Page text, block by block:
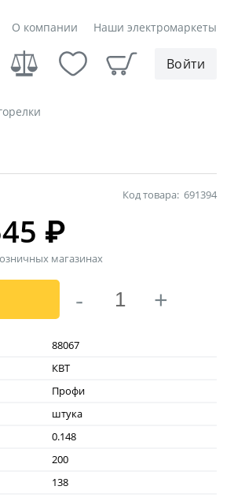
О компании Наши электромаркеты
Войти
Код товара: 691394
₽
магазинах
- +
88067
КВТ
Профи
штука
0.148
200
138